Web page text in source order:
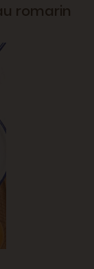
romarin